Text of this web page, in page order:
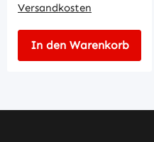
Versandkosten
In den Warenkorb